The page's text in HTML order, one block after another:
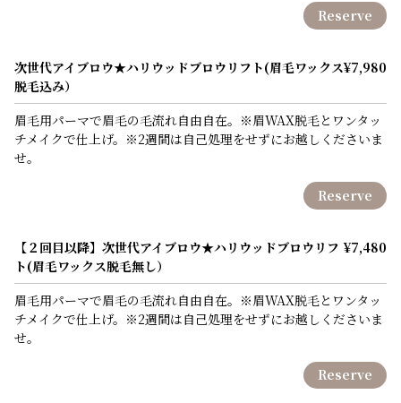
Reserve
次世代アイブロウ★ハリウッドブロウリフト(眉毛ワックス
脱毛込み）
¥7,980
眉毛用パーマで眉毛の毛流れ自由自在。※眉WAX脱毛とワンタッ
チメイクで仕上げ。※2週間は自己処理をせずにお越しくださいま
せ。
Reserve
【２回目以降】次世代アイブロウ★ハリウッドブロウリフ
ト(眉毛ワックス脱毛無し）
¥7,480
眉毛用パーマで眉毛の毛流れ自由自在。※眉WAX脱毛とワンタッ
チメイクで仕上げ。※2週間は自己処理をせずにお越しくださいま
せ。
Reserve